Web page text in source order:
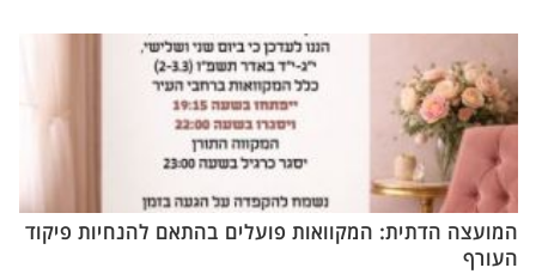
המועצה הדתית: המקוואות פועלים בהתאם להנחיות פיקוד
העורף